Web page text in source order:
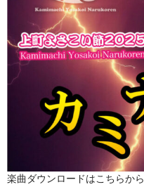
楽曲ダウンロードはこちらから